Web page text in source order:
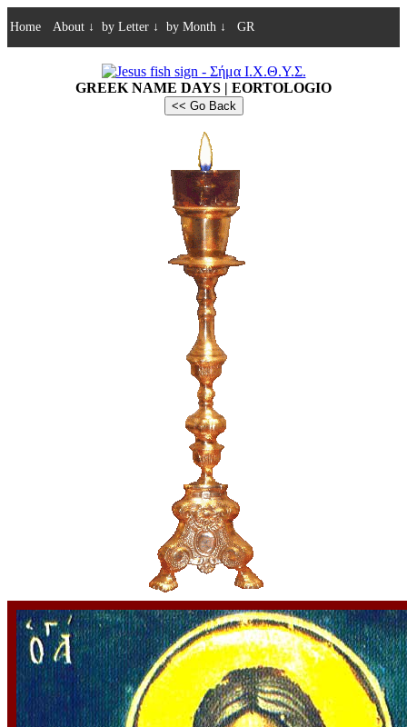
Home About ↓ by Letter ↓ by Month ↓ GR
GREEK NAME DAYS | EORTOLOGIO
<< Go Back